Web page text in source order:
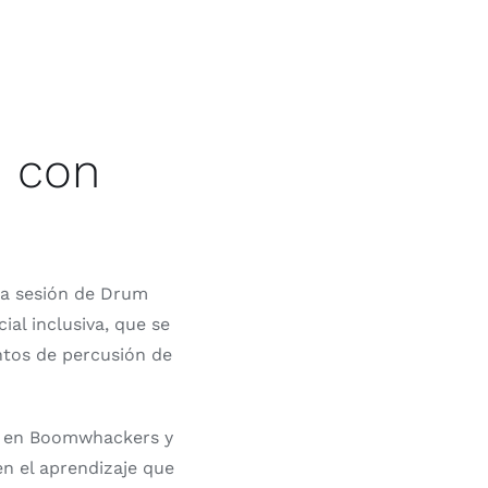
con
sesión de Drum
inclusiva, que se
de percusión de
Boomwhackers y
el aprendizaje que